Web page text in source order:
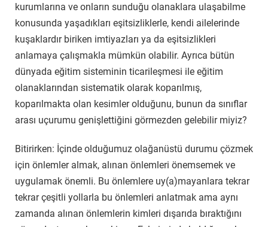
kurumlarına ve onların sunduğu olanaklara ulaşabilme
konusunda yaşadıkları eşitsizliklerle, kendi ailelerinde
kuşaklardır biriken imtiyazları ya da eşitsizlikleri
anlamaya çalışmakla mümkün olabilir. Ayrıca bütün
dünyada eğitim sisteminin ticarileşmesi ile eğitim
olanaklarından sistematik olarak koparılmış,
koparılmakta olan kesimler olduğunu, bunun da sınıflar
arası uçurumu genişlettiğini görmezden gelebilir miyiz?
Bitirirken: İçinde olduğumuz olağanüstü durumu çözmek
için önlemler almak, alınan önlemleri önemsemek ve
uygulamak önemli. Bu önlemlere uy(a)mayanlara tekrar
tekrar çeşitli yollarla bu önlemleri anlatmak ama aynı
zamanda alınan önlemlerin kimleri dışarıda bıraktığını